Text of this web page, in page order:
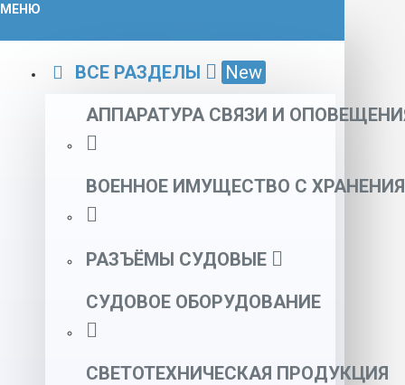
МЕНЮ
ВСЕ РАЗДЕЛЫ
New
АППАРАТУРА СВЯЗИ И
ВОЕННОЕ ИМУЩЕСТВО С ХРАНЕНИЯ
РАЗЪЁМЫ СУДОВЫЕ
СУДОВОЕ ОБОРУДОВАНИЕ
СВЕТОТЕХНИЧЕСКАЯ ПРОДУКЦИЯ